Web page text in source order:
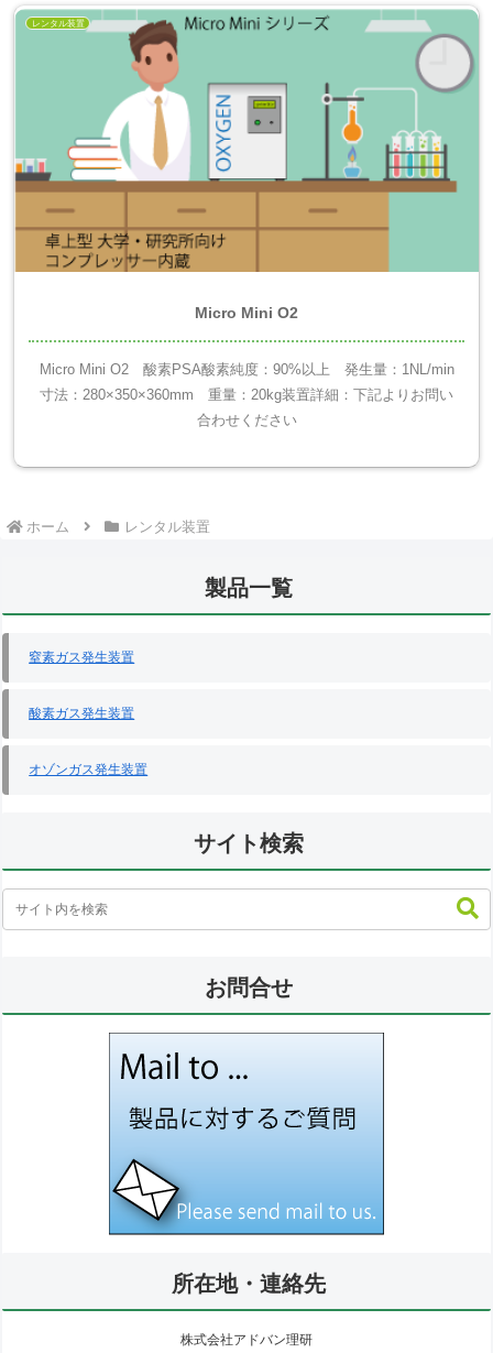
レンタル装置
Micro Mini O2
Micro Mini O2 酸素PSA酸素純度：90%以上 発生量：1NL/min
寸法：280×350×360mm 重量：20kg装置詳細：下記よりお問い
合わせください
ホーム レンタル装置
製品一覧
窒素ガス発生装置
酸素ガス発生装置
オゾンガス発生装置
サイト検索
お問合せ
所在地・連絡先
株式会社アドバン理研